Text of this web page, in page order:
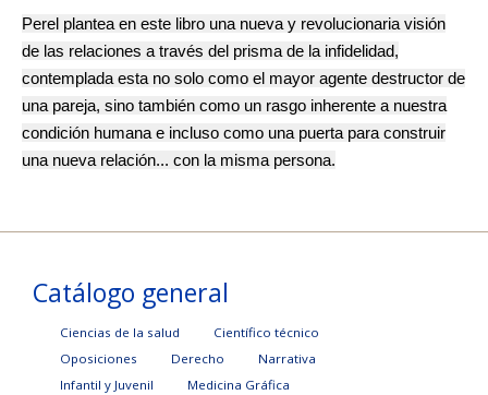
Perel plantea en este libro una nueva y revolucionaria visión
de las relaciones a través del prisma de la infidelidad,
contemplada esta no solo como el mayor agente destructor de
una pareja, sino también como un rasgo inherente a nuestra
condición humana e incluso como una puerta para construir
una nueva relación... con la misma persona.
Catálogo general
Ciencias de la salud
Científico técnico
Oposiciones
Derecho
Narrativa
Infantil y Juvenil
Medicina Gráfica